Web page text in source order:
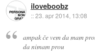
iloveboobz
::23. apr 2014, 13:08
ampak če vem da mam
da nimam prou